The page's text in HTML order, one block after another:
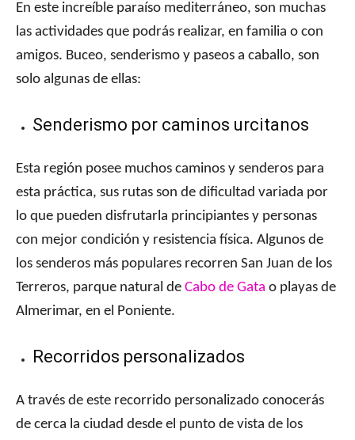
En este increíble paraíso mediterráneo, son muchas
las actividades que podrás realizar, en familia o con
amigos. Buceo, senderismo y paseos a caballo, son
solo algunas de ellas:
Senderismo por caminos urcitanos
Esta región posee muchos caminos y senderos para
esta práctica, sus rutas son de dificultad variada por
lo que pueden disfrutarla principiantes y personas
con mejor condición y resistencia física. Algunos de
los senderos más populares recorren San Juan de los
Terreros, parque natural de Cabo de Gata o playas de
Almerimar, en el Poniente.
Recorridos personalizados
A través de este recorrido personalizado conocerás
de cerca la ciudad desde el punto de vista de los